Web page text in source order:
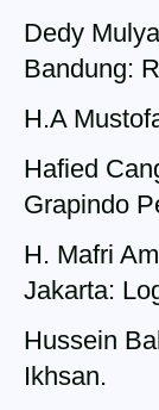
Dedy
Bandung:
H.A
Hafied
Grapindo
H. Mafri
Jakarta:
Hussein
Ikhsan.